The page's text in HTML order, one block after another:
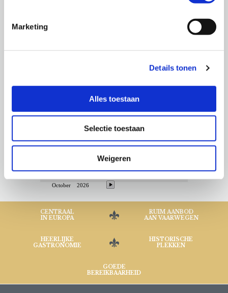
Marketing
Details tonen
Alles toestaan
Selectie toestaan
Weigeren
Selecteer een periode in de kalender en u krijgt een
CENTRAAL
IN EUROPA
RUIM AANBOD
AAN VAARWEGEN
HEERLIJKE
GASTRONOMIE
HISTORISCHE
PLEKKEN
GOEDE
BEREIKBAARHEID